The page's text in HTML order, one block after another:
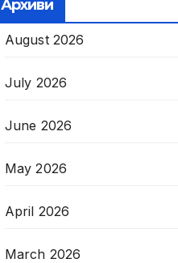
Архиви
August 2026
July 2026
June 2026
May 2026
April 2026
March 2026